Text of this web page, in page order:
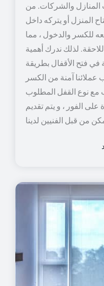
المنازل والشركات. من
المنزل أو يتركه داخل
للكسر والدخول ، مما
لذلك ندرك أهمية
فتح الأقفال بطريقة
عملائنا آمنة من الكسر
مع نوع القفل المطلوب
على الفور ، و يتم تقديم